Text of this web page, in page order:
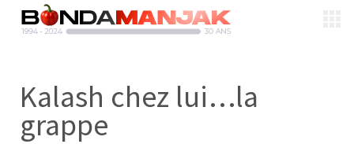
Kalash chez lui…la
grappe